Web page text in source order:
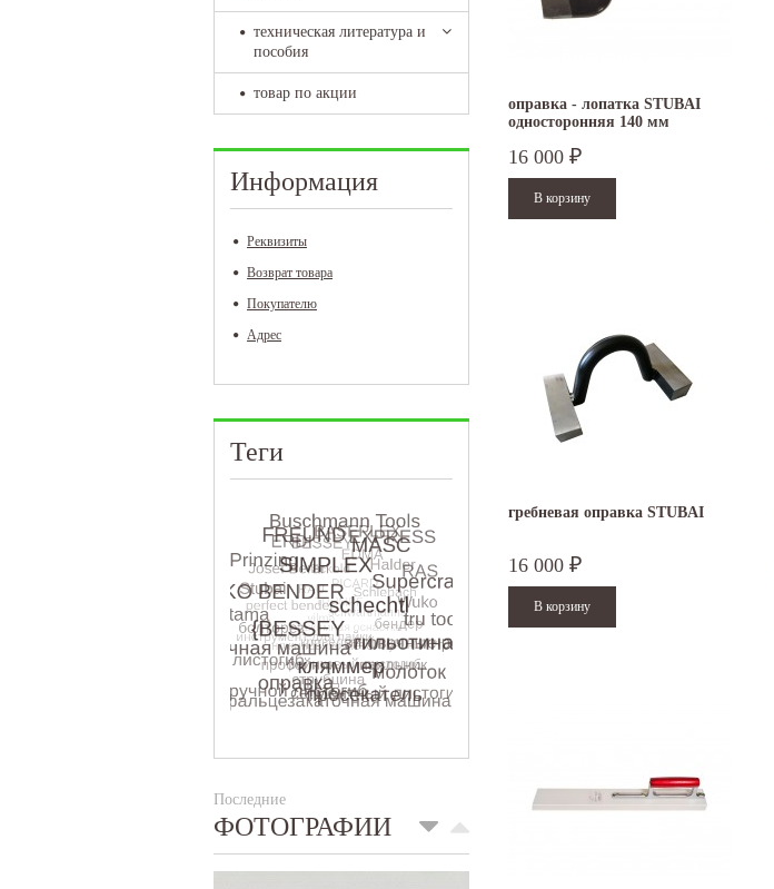
техническая литература и
пособия
товар по акции
Информация
Реквизиты
Возврат товара
Покупателю
Адрес
Теги
Последние
ФОТОГРАФИИ
оправка - лопатка STUBAI
односторонняя 140 мм
16 000 ₽
гребневая оправка STUBAI
16 000 ₽